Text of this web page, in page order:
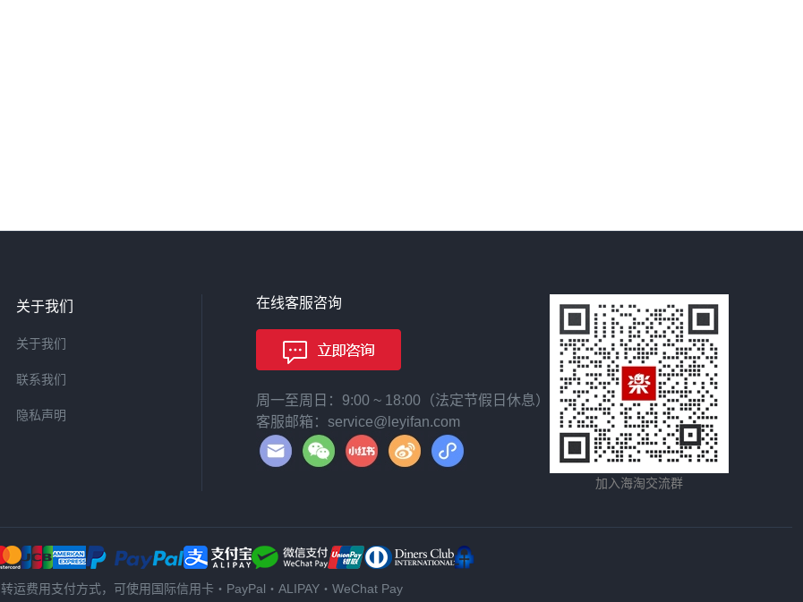
关于我们
关于我们
联系我们
隐私声明
在线客服咨询
周一至周日：9:00 ~ 18:00（法定节假日休息）
客服邮箱：service@leyifan.com
加入海淘交流群
转运费用支付方式，可使用国际信用卡・PayPal・ALIPAY・WeChat Pay